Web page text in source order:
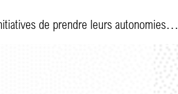
de prendre leurs autonomies…